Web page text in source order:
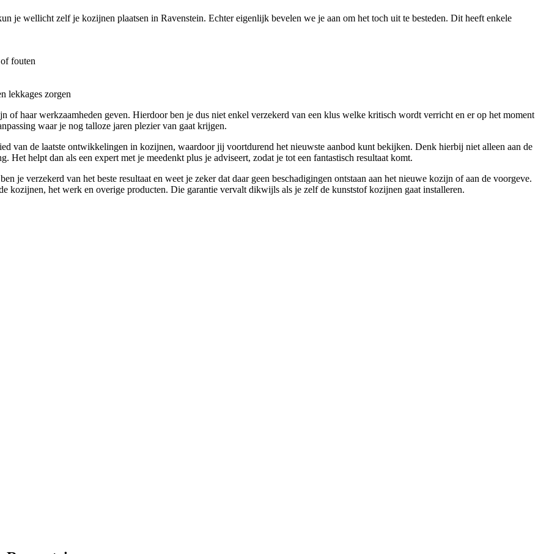
je wellicht zelf je kozijnen plaatsen in Ravenstein. Echter eigenlijk bevelen we je aan om het toch uit te besteden. Dit heeft enkele
fouten
lekkages zorgen
of haar werkzaamheden geven. Hierdoor ben je dus niet enkel verzekerd van een klus welke kritisch wordt verricht en er op het moment
waar je nog talloze jaren plezier van gaat krijgen.
van de laatste ontwikkelingen in kozijnen, waardoor jij voortdurend het nieuwste aanbod kunt bekijken. Denk hierbij niet alleen aan de
Het helpt dan als een expert met je meedenkt plus je adviseert, zodat je tot een fantastisch resultaat komt.
je verzekerd van het beste resultaat en weet je zeker dat daar geen beschadigingen ontstaan aan het nieuwe kozijn of aan de voorgeve.
kozijnen, het werk en overige producten. Die garantie vervalt dikwijls als je zelf de kunststof kozijnen gaat installeren.